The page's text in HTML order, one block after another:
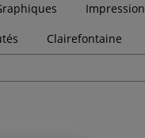
Impression
Clairefontaine